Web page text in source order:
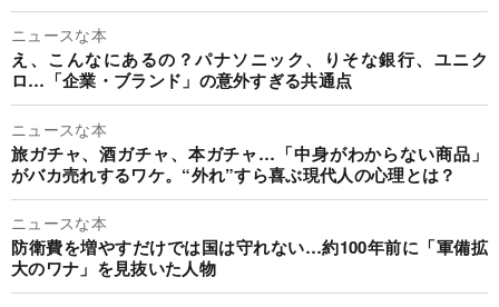
ニュースな本
え、こんなにあるの？パナソニック、りそな銀行、ユニク
ロ…「企業・ブランド」の意外すぎる共通点
ニュースな本
旅ガチャ、酒ガチャ、本ガチャ…「中身がわからない商品」
がバカ売れするワケ。“外れ”すら喜ぶ現代人の心理とは？
ニュースな本
防衛費を増やすだけでは国は守れない…約100年前に「軍備拡
大のワナ」を見抜いた人物